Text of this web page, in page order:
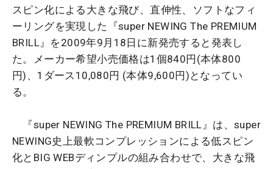
スピン化による大きな飛び、直伸性、ソフトなフィ
ーリングを実現した『super NEWING The PREMIUM
BRILL』を2009年9月18日に新発売すると発表し
た。メーカー希望小売価格は1個840円(本体800
円)、1ダース10,080円 (本体9,600円)となってい
る。
『super NEWING The PREMIUM BRILL』は、super
NEWING史上最軟コンプレッションによる低スピン
化とBIG WEBディンプルの組み合わせで、大きな飛